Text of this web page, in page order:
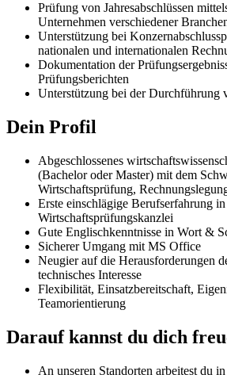
Prüfung von Jahresabschlüssen
Unternehmen verschiedener
Unterstützung bei
nationalen und internationalen
Dokumentation der
Prüfungsberichten
Unterstützung bei der Durchführung
Dein Profil
Abgeschlossenes
(Bachelor oder Master) mit dem
Wirtschaftsprüfung,
Erste einschlägige Berufserfahrung
Wirtschaftsprüfungskanzlei
Gute Englischkenntnisse in Wort &
Sicherer Umgang mit MS Office
Neugier auf die Herausforderungen
technisches Interesse
Flexibilität, Einsatzbereitschaft,
Teamorientierung
Darauf kannst du dich
An unseren Standorten arbeitest du